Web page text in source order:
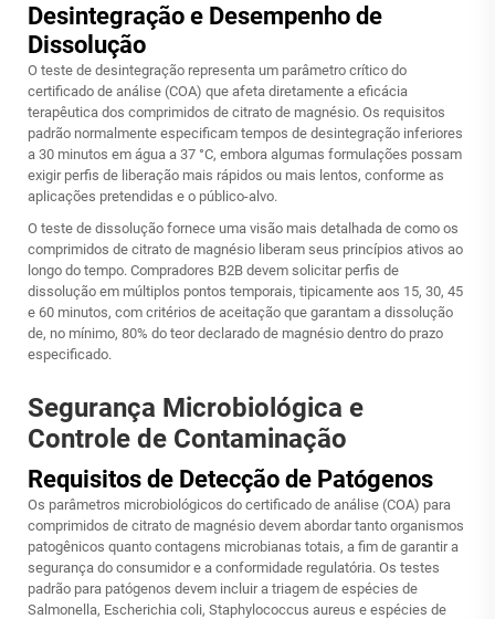
Desintegração e Desempenho de
Dissolução
O teste de desintegração representa um parâmetro crítico do
certificado de análise (COA) que afeta diretamente a eficácia
terapêutica dos comprimidos de citrato de magnésio. Os requisitos
padrão normalmente especificam tempos de desintegração inferiores
a 30 minutos em água a 37 °C, embora algumas formulações possam
exigir perfis de liberação mais rápidos ou mais lentos, conforme as
aplicações pretendidas e o público-alvo.
O teste de dissolução fornece uma visão mais detalhada de como os
comprimidos de citrato de magnésio liberam seus princípios ativos ao
longo do tempo. Compradores B2B devem solicitar perfis de
dissolução em múltiplos pontos temporais, tipicamente aos 15, 30, 45
e 60 minutos, com critérios de aceitação que garantam a dissolução
de, no mínimo, 80% do teor declarado de magnésio dentro do prazo
especificado.
Segurança Microbiológica e
Controle de Contaminação
Requisitos de Detecção de Patógenos
Os parâmetros microbiológicos do certificado de análise (COA) para
comprimidos de citrato de magnésio devem abordar tanto organismos
patogênicos quanto contagens microbianas totais, a fim de garantir a
segurança do consumidor e a conformidade regulatória. Os testes
padrão para patógenos devem incluir a triagem de espécies de
Salmonella, Escherichia coli, Staphylococcus aureus e espécies de